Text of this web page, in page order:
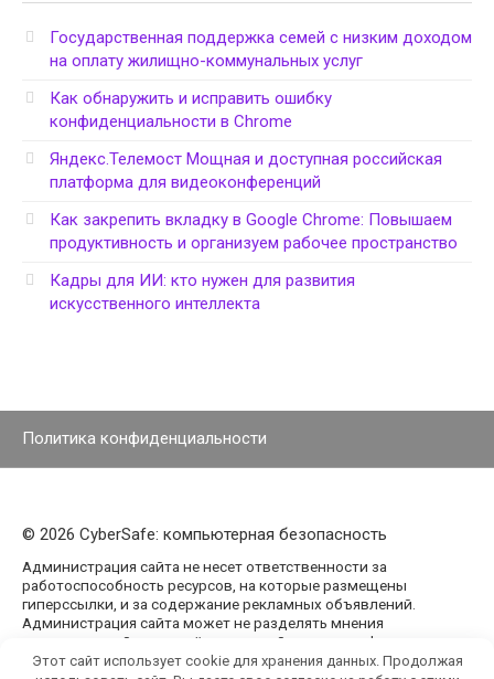
Государственная поддержка семей с низким доходом
на оплату жилищно-коммунальных услуг
Как обнаружить и исправить ошибку
конфиденциальности в Chrome
Яндекс.Телемост Мощная и доступная российская
платформа для видеоконференций
Как закрепить вкладку в Google Chrome: Повышаем
продуктивность и организуем рабочее пространство
Кадры для ИИ: кто нужен для развития
искусственного интеллекта
Политика конфиденциальности
© 2026 CyberSafe: компьютерная безопасность
Администрация сайта не несет ответственности за
работоспособность ресурсов, на которые размещены
гиперссылки, и за содержание рекламных объявлений.
Администрация сайта может не разделять мнения
авторов статей, размещённых на сайте agencypark.ru.
Этот сайт использует cookie для хранения данных. Продолжая